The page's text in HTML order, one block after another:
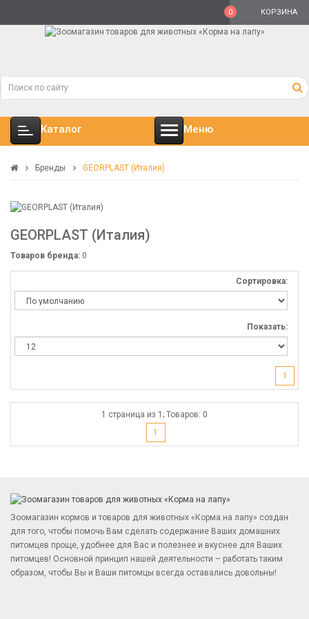
КОРЗИНА
0
Каталог Меню
Бренды GEORPLAST (Италия)
GEORPLAST (Италия)
Товаров бренда: 0
Сортировка:
Показать:
1
1 страница из 1; Товаров: 0
1
Зоомагазин кормов и товаров для животных «Корма на лапу» создан
для того, чтобы помочь Вам сделать содержание Ваших домашних
питомцев проще, удобнее для Вас и полезнее и вкуснее для Ваших
питомцев! Основной принцип нашей деятельности – работать таким
образом, чтобы Вы и Ваши питомцы всегда оставались довольны!